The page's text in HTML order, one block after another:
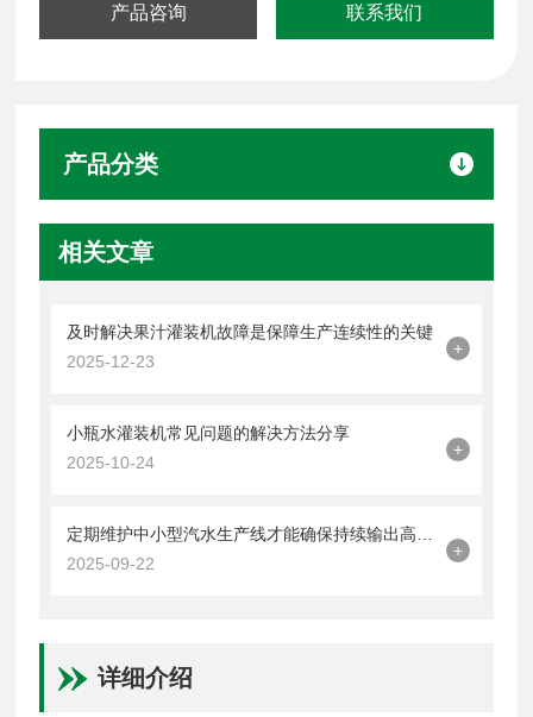
产品咨询 联系我们
产品分类
相关文章
及时解决果汁灌装机故障是保障生产连续性的关键
2025-12-23
+
小瓶水灌装机常见问题的解决方法分享
2025-10-24
+
2025-09-22
+
详细介绍